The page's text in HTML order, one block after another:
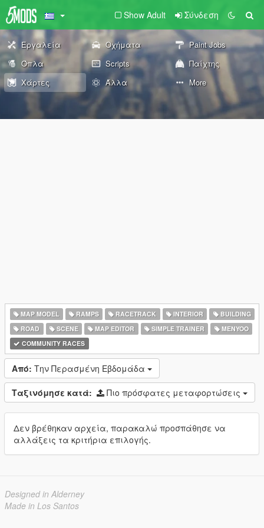
Show Adult Σύνδεση
Εργαλεία Οχήματα
Paint Jobs
Όπλα
Scripts
Παίχτης
Χάρτες
Άλλα More
MAP MODEL RAMPS RACETRACK INTERIOR
BUILDING
ROAD
SCENE MAP EDITOR SIMPLE TRAINER
MENYOO
COMMUNITY RACES
Από: Την Περασμένη Εβδομάδα
Ταξινόμησε κατά: Πιο πρόσφατες μεταφορτώσεις
Δεν βρέθηκαν αρχεία, παρακαλώ προσπάθησε να
αλλάξεις τα κριτήρια επιλογής.
Designed in Alderney
Made in Los Santos